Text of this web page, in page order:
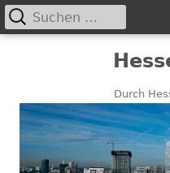
Durch
Primäres
Suchen
nach: